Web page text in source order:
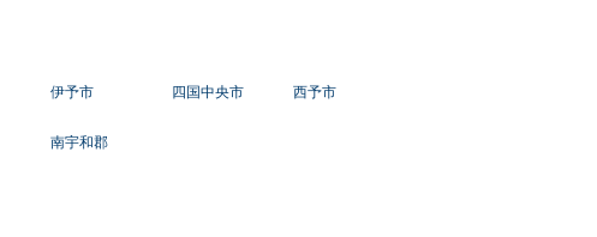
伊予市 四国中央市 西予市
南宇和郡